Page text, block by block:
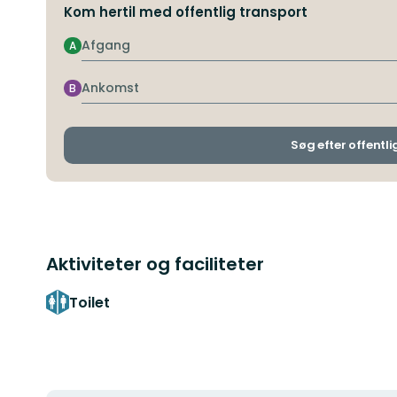
Kom hertil med offentlig transport
Afgang
A
Ankomst
B
Søg efter
Aktiviteter og faciliteter
Toilet